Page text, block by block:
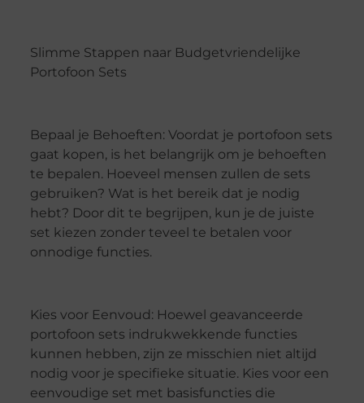
Slimme Stappen naar Budgetvriendelijke
Portofoon Sets
Bepaal je Behoeften: Voordat je portofoon sets
gaat kopen, is het belangrijk om je behoeften
te bepalen. Hoeveel mensen zullen de sets
gebruiken? Wat is het bereik dat je nodig
hebt? Door dit te begrijpen, kun je de juiste
set kiezen zonder teveel te betalen voor
onnodige functies.
Kies voor Eenvoud: Hoewel geavanceerde
portofoon sets indrukwekkende functies
kunnen hebben, zijn ze misschien niet altijd
nodig voor je specifieke situatie. Kies voor een
eenvoudige set met basisfuncties die